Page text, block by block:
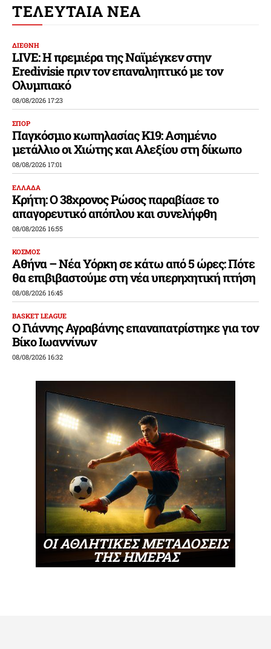
ΤΕΛΕΥΤΑΙΑ ΝΕΑ
ΔΙΕΘΝΗ
LIVE: Η πρεμιέρα της Ναϊμέγκεν στην
Eredivisie πριν τον επαναληπτικό με τον
Ολυμπιακό
08/08/2026 17:23
ΣΠΟΡ
Παγκόσμιο κωπηλασίας Κ19: Ασημένιο
μετάλλιο οι Χιώτης και Αλεξίου στη δίκωπο
08/08/2026 17:01
ΕΛΛΑΔΑ
Κρήτη: Ο 38χρονος Ρώσος παραβίασε το
απαγορευτικό απόπλου και συνελήφθη
08/08/2026 16:55
ΚΟΣΜΟΣ
Αθήνα – Νέα Υόρκη σε κάτω από 5 ώρες: Πότε
θα επιβιβαστούμε στη νέα υπερηχητική πτήση
08/08/2026 16:45
BASKET LEAGUE
Ο Γιάννης Αγραβάνης επαναπατρίστηκε για τον
Βίκο Ιωαννίνων
08/08/2026 16:32
ΟΙ ΑΘΛΗΤΙΚΕΣ ΜΕΤΑΔΟΣΕΙΣ
ΤΗΣ ΗΜΕΡΑΣ